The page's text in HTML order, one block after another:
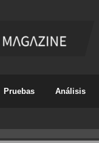
Pruebas Análisis